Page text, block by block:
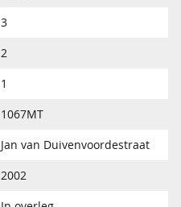
3
2
1
1067MT
Jan van Duivenvoordestraat
2002